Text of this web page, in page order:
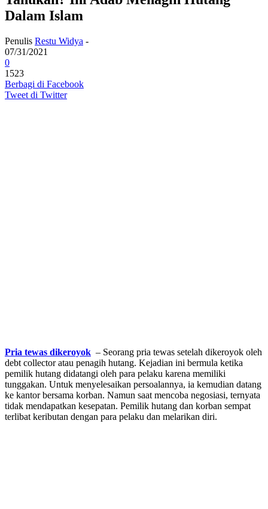
Dalam Islam
Penulis Restu Widya -
07/31/2021
0
1523
Berbagi di Facebook
Tweet di Twitter
Pria tewas dikeroyok – Seorang pria tewas setelah dikeroyok oleh
debt collector atau penagih hutang. Kejadian ini bermula ketika
pemilik hutang didatangi oleh para pelaku karena memiliki
tunggakan. Untuk menyelesaikan persoalannya, ia kemudian datang
ke kantor bersama korban. Namun saat mencoba negosiasi, ternyata
tidak mendapatkan kesepatan. Pemilik hutang dan korban sempat
terlibat keributan dengan para pelaku dan melarikan diri.